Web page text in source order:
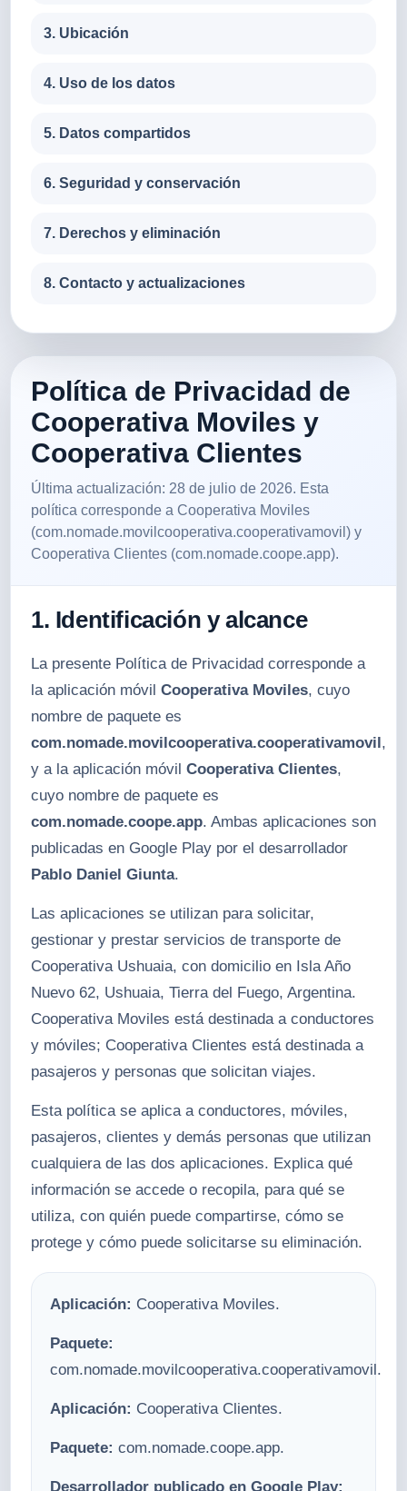
3. Ubicación
4. Uso de los datos
5. Datos compartidos
6. Seguridad y conservación
7. Derechos y eliminación
8. Contacto y actualizaciones
Política de Privacidad de
Cooperativa Moviles y
Cooperativa Clientes
Última actualización: 28 de julio de 2026. Esta
política corresponde a Cooperativa Moviles
(com.nomade.movilcooperativa.cooperativamovil) y
Cooperativa Clientes (com.nomade.coope.app).
1. Identificación y alcance
La presente Política de Privacidad corresponde a
la aplicación móvil Cooperativa Moviles, cuyo
nombre de paquete es
com.nomade.movilcooperativa.cooperativamovil,
y a la aplicación móvil Cooperativa Clientes,
cuyo nombre de paquete es
com.nomade.coope.app. Ambas aplicaciones son
publicadas en Google Play por el desarrollador
Pablo Daniel Giunta.
Las aplicaciones se utilizan para solicitar,
gestionar y prestar servicios de transporte de
Cooperativa Ushuaia, con domicilio en Isla Año
Nuevo 62, Ushuaia, Tierra del Fuego, Argentina.
Cooperativa Moviles está destinada a conductores
y móviles; Cooperativa Clientes está destinada a
pasajeros y personas que solicitan viajes.
Esta política se aplica a conductores, móviles,
pasajeros, clientes y demás personas que utilizan
cualquiera de las dos aplicaciones. Explica qué
información se accede o recopila, para qué se
utiliza, con quién puede compartirse, cómo se
protege y cómo puede solicitarse su eliminación.
Aplicación: Cooperativa Moviles.
Paquete:
com.nomade.movilcooperativa.cooperativamovil.
Aplicación: Cooperativa Clientes.
Paquete: com.nomade.coope.app.
Desarrollador publicado en Google Play: